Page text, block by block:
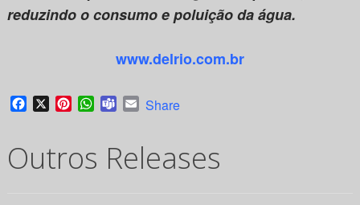
reduzindo o consumo e poluição da água.
www.delrio.com.br
Facebook
X PinterestWhatsApp
TeamsEmail
Share
Outros Releases